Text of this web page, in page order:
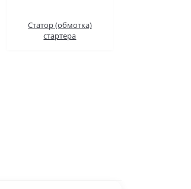
Статор (обмотка)
стартера